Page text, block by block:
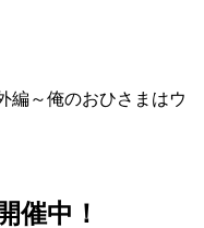
編～俺のおひさまはウ
催中！